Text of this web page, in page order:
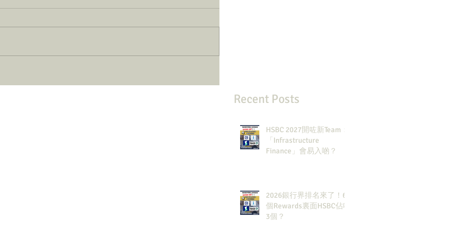
Recent Posts
HSBC 2027開咗新Team：
「Infrastructure
Finance」會易入啲？
2026銀行界排名來了！6
個Rewards裏面HSBC佔咗
3個？